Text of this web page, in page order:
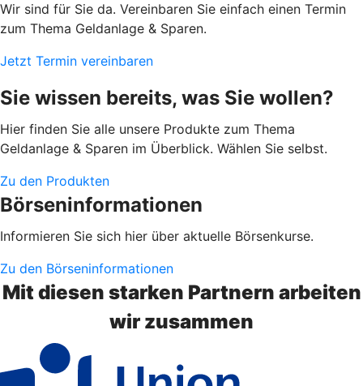
Wir sind für Sie da. Vereinbaren Sie einfach einen Termin
zum Thema Geldanlage & Sparen.
Jetzt Termin vereinbaren
Sie wissen bereits, was Sie wollen?
Hier finden Sie alle unsere Produkte zum Thema
Geldanlage & Sparen im Überblick. Wählen Sie selbst.
Zu den Produkten
Börseninformationen
Informieren Sie sich hier über aktuelle Börsenkurse.
Zu den Börseninformationen
Mit diesen starken Partnern arbeiten
wir zusammen